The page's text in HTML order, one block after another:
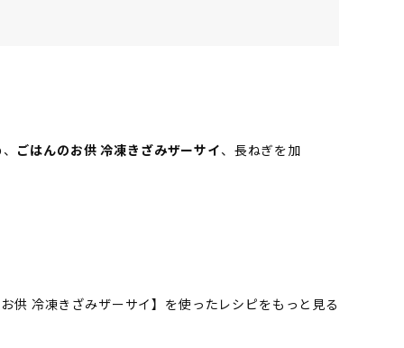
ごはんのお供 冷凍きざみザーサイ、長ねぎを加
供 冷凍きざみザーサイ】を使ったレシピをもっと見る